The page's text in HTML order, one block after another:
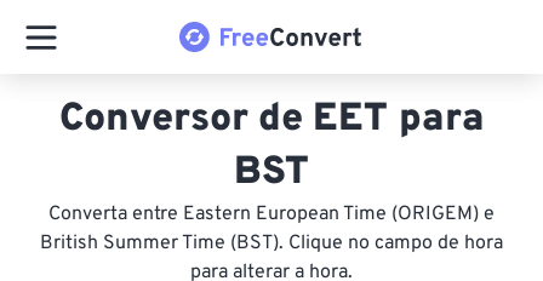
Conversor de EET para
BST
Converta entre Eastern European Time (ORIGEM) e
British Summer Time (BST). Clique no campo de hora
para alterar a hora.